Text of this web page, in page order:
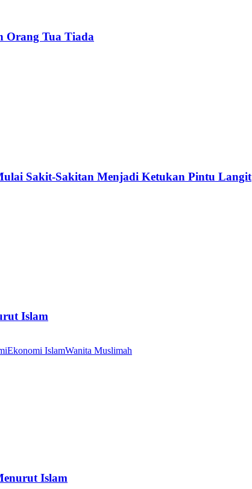
Orang Tua Tiada
Sakit-Sakitan Menjadi Ketukan Pintu Langit
Islam
Ekonomi IslamWanita Muslimah
Islam